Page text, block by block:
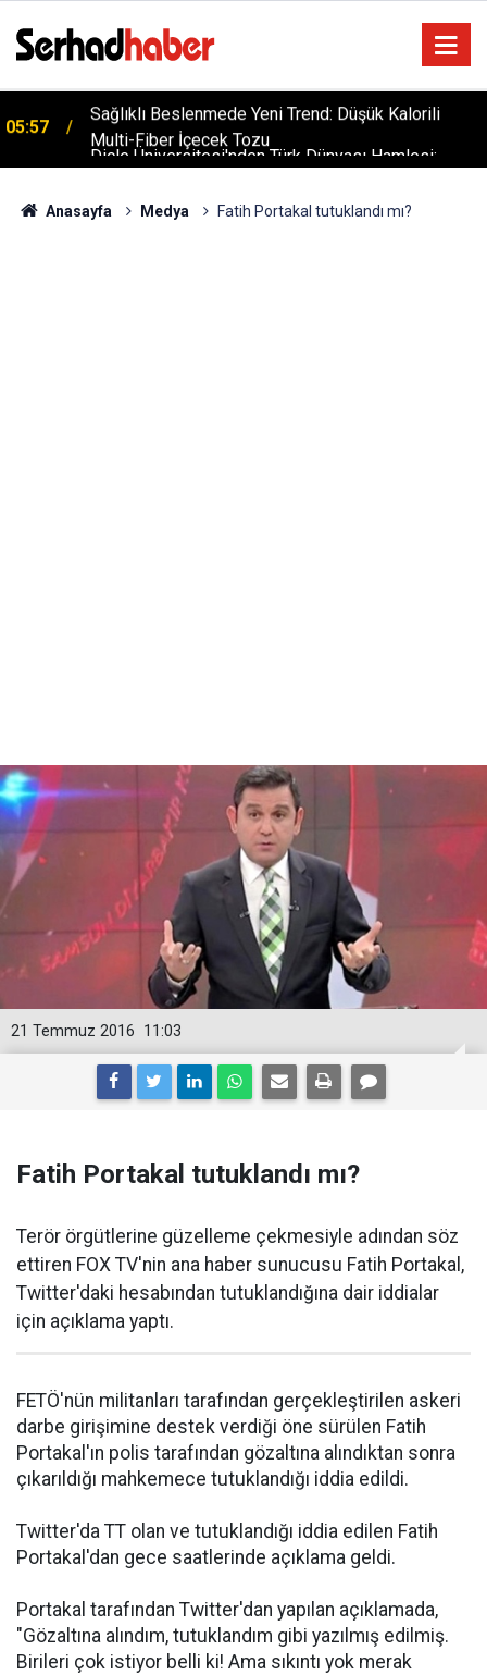
05:25
Dicle Üniversitesi'nden Türk Dünyası Hamlesi:
Cengiz Aytmatov Sempozyumu Diyarbakır'da!
Anasayfa Medya Fatih Portakal tutuklandı mı?
11:03
21 Temmuz 2016
Fatih Portakal tutuklandı mı?
Terör örgütlerine güzelleme çekmesiyle adından söz
ettiren FOX TV'nin ana haber sunucusu Fatih Portakal,
Twitter'daki hesabından tutuklandığına dair iddialar
için açıklama yaptı.
FETÖ'nün militanları tarafından gerçekleştirilen askeri
darbe girişimine destek verdiği öne sürülen Fatih
Portakal'ın polis tarafından gözaltına alındıktan sonra
çıkarıldığı mahkemece tutuklandığı iddia edildi.
Twitter'da TT olan ve tutuklandığı iddia edilen Fatih
Portakal'dan gece saatlerinde açıklama geldi.
Portakal tarafından Twitter'dan yapılan açıklamada,
"Gözaltına alındım, tutuklandım gibi yazılmış edilmiş.
Birileri çok istiyor belli ki! Ama sıkıntı yok merak